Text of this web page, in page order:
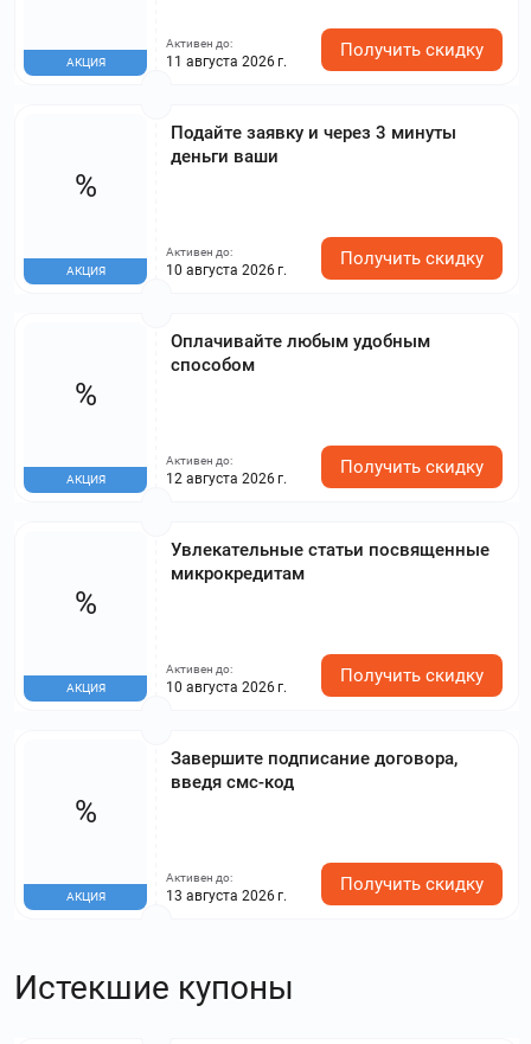
АКЦИЯ
Активен до:
11 августа 2026 г.
Получить скидку
Подайте заявку и через 3 минуты
деньги ваши
%
АКЦИЯ
Активен до:
10 августа 2026 г.
Получить скидку
Оплачивайте любым удобным
способом
%
АКЦИЯ
Активен до:
12 августа 2026 г.
Получить скидку
Увлекательные статьи посвященные
микрокредитам
%
АКЦИЯ
Активен до:
10 августа 2026 г.
Получить скидку
Завершите подписание договора,
введя смс-код
%
АКЦИЯ
Активен до:
13 августа 2026 г.
Получить скидку
Истекшие купоны